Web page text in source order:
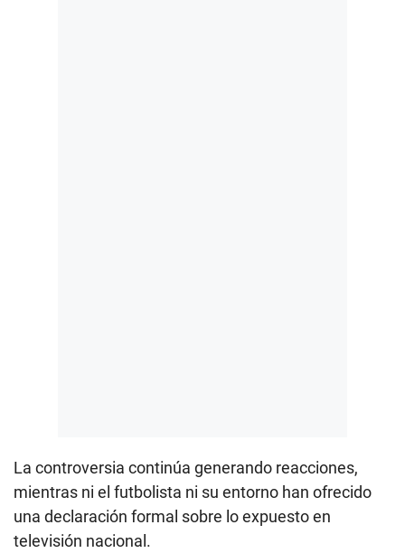
La controversia continúa generando reacciones,
mientras ni el futbolista ni su entorno han ofrecido
una declaración formal sobre lo expuesto en
televisión nacional.